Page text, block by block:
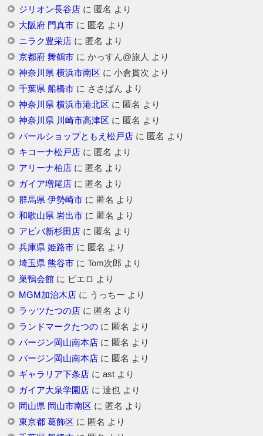
ジリオン長谷店に 匿名 より
大阪府 門真市に 匿名 より
ニラク豊栄店に 匿名 より
京都府 舞鶴市に かっすん@旅人 より
神奈川県 横浜市南区 に 小倉貫次 より
千葉県 船橋市に ささぱん より
神奈川県 横浜市港北区 に 匿名 より
神奈川県 川崎市高津区 に 匿名 より
パールショップともえ松戸店に 匿名 より
キコーナ松戸店に 匿名 より
アリーナ柏店に 匿名 より
ガイア増尾店に 匿名 より
群馬県 伊勢崎市に 匿名 より
和歌山県 岩出市に 匿名 より
アビバ新杉田店に 匿名 より
兵庫県 姫路市に 匿名 より
埼玉県 熊谷市に Tom次郎 より
巣鴨会館に ピエロ より
MGM加治木店に うっちー より
ラッツたつの店に 匿名 より
ランドマークたつのに 匿名 より
バージン岡山南本店に 匿名 より
バージン岡山南本店に 匿名 より
ギャラリア下条店に astより
ガイア大泉学園店に 達也より
岡山県 岡山市南区 に 匿名 より
東京都 葛飾区 に 匿名 より